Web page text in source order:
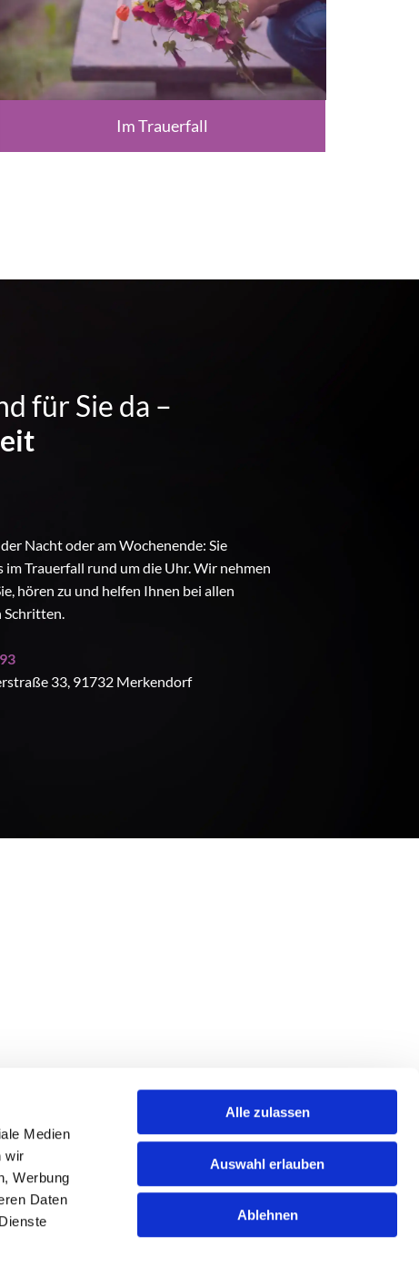
Medien
wir
Werbung
Daten
Alle zulassen
Auswahl erlauben
Ablehnen
Im Trauerfall
für Sie da –
Nacht oder am Wochenende: Sie
im Trauerfall rund um die Uhr. Wir nehmen
hören zu und helfen Ihnen bei allen
Schritten.
33, 91732 Merkendorf